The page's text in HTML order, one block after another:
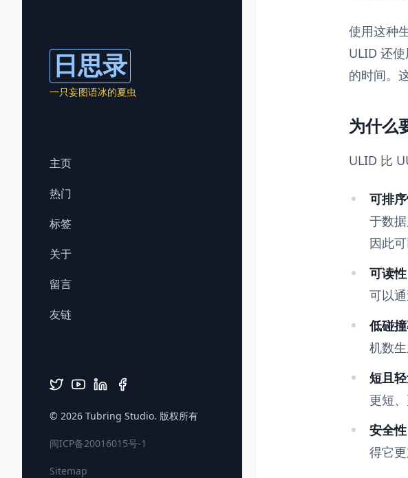
日思录
一只妄图语冰的夏虫
主页
热门
标签
关于
留言
友链
© 2026 Tubring Studio. 版权所有
闽ICP备20016015号-1
Sitemap
使用这种
ULID 还
的时间。
为什么
ULID 比
可排
于数
因此
可读性
可以
低碰
机数
短且
更短
安全性
得它